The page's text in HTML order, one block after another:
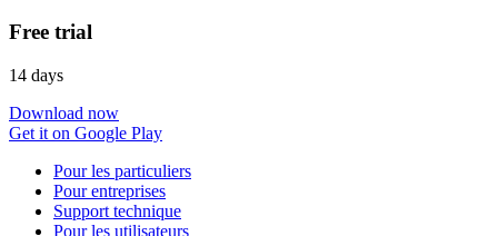
Free trial
14 days
Download now
Get it on Google Play
Pour les particuliers
Pour entreprises
Support technique
Pour les utilisateurs